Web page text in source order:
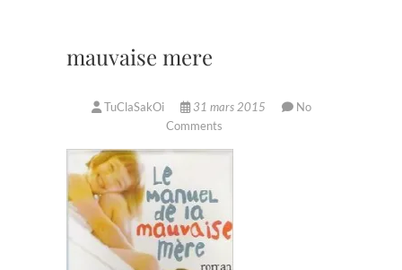
mauvaise mere
TuClaSakOi 31 mars 2015
No
Comments